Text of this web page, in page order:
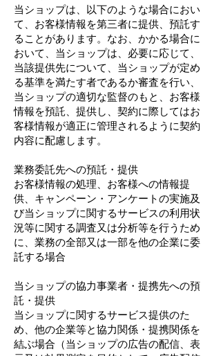
当ショップは、以下のような場合におい
て、お客様情報を第三者に提供、預託す
ることがあります。なお、かかる場合に
おいて、当ショップは、必要に応じて、
当該提供先について、当ショップが定め
る基準を満たす者であるか審査を行い、
当ショップの適切な監督のもと、お客様
情報を預託、提供し、契約に際してはお
客様情報が適正に管理されるように契約
内容に配慮します。
業務委託先への預託・提供
お客様情報の処理、お客様への情報提
供、キャンペーン・アンケートの実施及
び当ショップに関するサービスの利用状
況等に関する調査又は分析等を行うため
に、業務の全部又は一部を他の企業に委
託する場合
当ショップの協力事業者・提携先への預
託・提供
当ショップに関するサービス提供のた
め、他の企業等と協力関係・提携関係を
結ぶ場合（当ショップの広告の配信、表